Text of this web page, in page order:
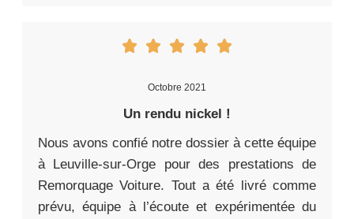
Octobre 2021
Un rendu nickel !
Nous avons confié notre dossier à cette équipe
à Leuville-sur-Orge pour des prestations de
Remorquage Voiture. Tout a été livré comme
prévu, équipe à l’écoute et expérimentée du